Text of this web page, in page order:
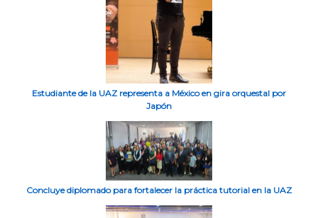
Estudiante de la UAZ representa a México en gira orquestal por
Japón
Concluye diplomado para fortalecer la práctica tutorial en la UAZ